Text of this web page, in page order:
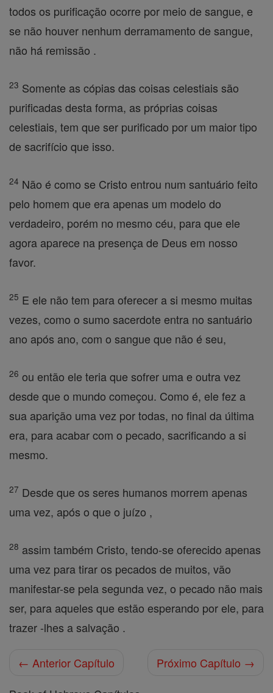
todos os purificação ocorre por meio de sangue, e
se não houver nenhum derramamento de sangue,
não há remissão .
23 Somente as cópias das coisas celestiais são
purificadas desta forma, as próprias coisas
celestiais, tem que ser purificado por um maior tipo
de sacrifício que isso.
24 Não é como se Cristo entrou num santuário feito
pelo homem que era apenas um modelo do
verdadeiro, porém no mesmo céu, para que ele
agora aparece na presença de Deus em nosso
favor.
25 E ele não tem para oferecer a si mesmo muitas
vezes, como o sumo sacerdote entra no santuário
ano após ano, com o sangue que não é seu,
26 ou então ele teria que sofrer uma e outra vez
desde que o mundo começou. Como é, ele fez a
sua aparição uma vez por todas, no final da última
era, para acabar com o pecado, sacrificando a si
mesmo.
27 Desde que os seres humanos morrem apenas
uma vez, após o que o juízo ,
28 assim também Cristo, tendo-se oferecido apenas
uma vez para tirar os pecados de muitos, vão
manifestar-se pela segunda vez, o pecado não mais
ser, para aqueles que estão esperando por ele, para
trazer -lhes a salvação .
← Anterior Capítulo
Próximo Capítulo →